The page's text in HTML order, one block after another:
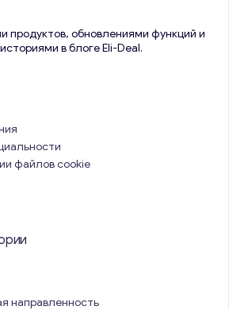
продуктов, обновлениями функций и
в блоге Eli-Deal.
файлов cookie
направленность